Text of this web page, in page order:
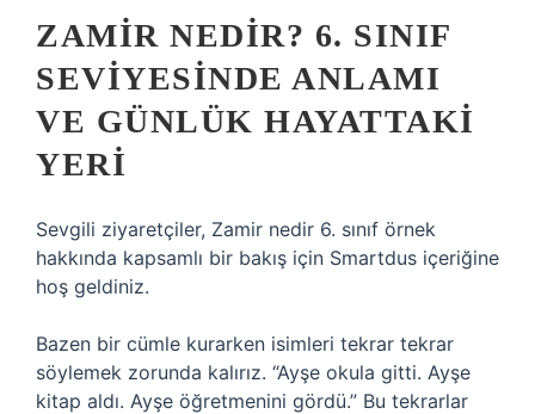
ZAMIR NEDIR? 6. SINIF
SEVIYESINDE ANLAMI
VE GÜNLÜK HAYATTAKI
YERI
Sevgili ziyaretçiler, Zamir nedir 6. sınıf örnek
hakkında kapsamlı bir bakış için Smartdus içeriğine
hoş geldiniz.
Bazen bir cümle kurarken isimleri tekrar tekrar
söylemek zorunda kalırız. “Ayşe okula gitti. Ayşe
kitap aldı. Ayşe öğretmenini gördü.” Bu tekrarlar